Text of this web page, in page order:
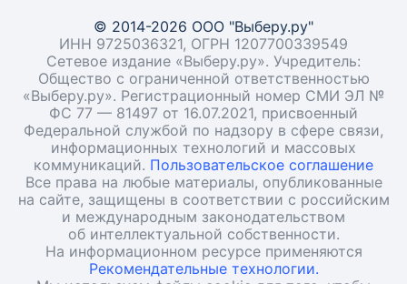
© 2014-2026 ООО "Выберу.ру"
ИНН 9725036321, ОГРН 1207700339549
Сетевое издание «Выберу.ру». Учредитель:
Общество с ограниченной ответственностью
«Выберу.ру». Регистрационный номер СМИ ЭЛ №
ФС 77 — 81497 от 16.07.2021, присвоенный
Федеральной службой по надзору в сфере связи,
информационных технологий и массовых
коммуникаций. Пользовательское соглашение
Все права на любые материалы, опубликованные
на сайте, защищены в соответствии с российским
и международным законодательством
об интеллектуальной собственности.
На информационном ресурсе применяются
Рекомендательные технологии.